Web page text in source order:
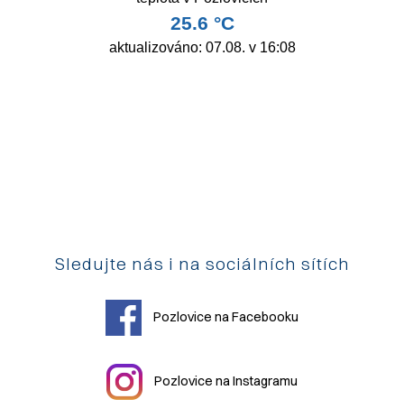
Sledujte nás i na sociálních sítích
Pozlovice na Facebooku
Pozlovice na Instagramu